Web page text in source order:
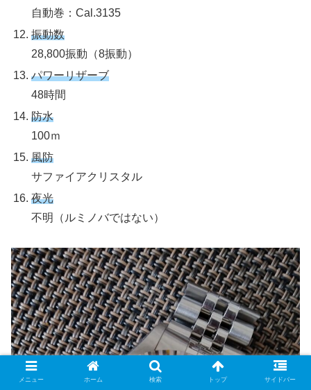
自動巻：Cal.3135
振動数
28,800振動（8振動）
パワーリザーブ
48時間
防水
100ｍ
風防
サファイアクリスタル
夜光
不明（ルミノバではない）
メニュー ホーム 検索 トップ サイドバー